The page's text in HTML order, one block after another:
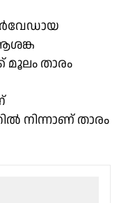
മൂലം താരം
നിന്നാണ് താരം